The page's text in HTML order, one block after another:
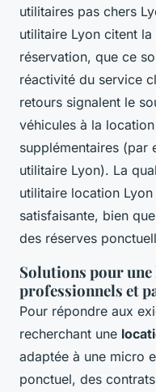
utilitaires pas chers
utilitaire Lyon citent
réservation, que ce
réactivité du service
retours signalent le
véhicules à la
supplémentaires (par
utilitaire Lyon). La
utilitaire location
satisfaisante, bien
des réserves
Solutions pour
professionnels et
Pour répondre aux
recherchant une
adaptée à une micro
ponctuel, des